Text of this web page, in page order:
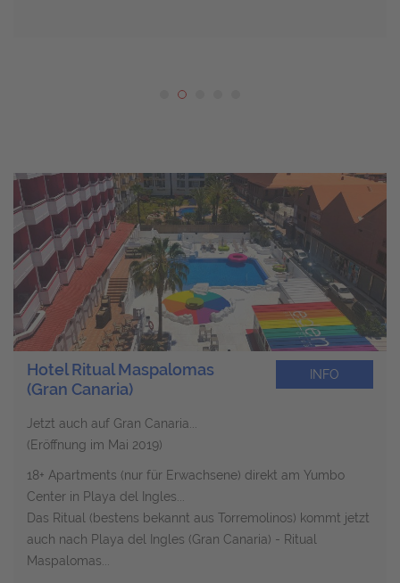
Hotel Ritual Maspalomas
(Gran Canaria)
INFO
Jetzt auch auf Gran Canaria...
(Eröffnung im Mai 2019)
18+ Apartments (nur für Erwachsene) direkt am Yumbo
Center in Playa del Ingles...
Das Ritual (bestens bekannt aus Torremolinos) kommt jetzt
auch nach Playa del Ingles (Gran Canaria) - Ritual
Maspalomas...